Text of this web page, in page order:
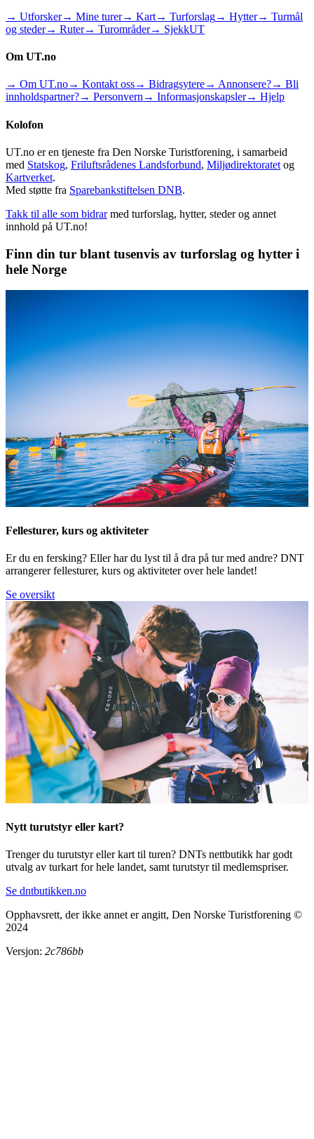
→ Utforsker→ Mine turer→ Kart→ Turforslag→ Hytter→ Turmål
og steder→ Ruter→ Turområder→ SjekkUT
Om UT.no
→ Om UT.no→ Kontakt oss→ Bidragsytere→ Annonsere?→ Bli
innholdspartner?→ Personvern → Informasjonskapsler→ Hjelp
Kolofon
UT.no er en tjeneste fra Den Norske Turistforening, i samarbeid
med Statskog, Friluftsrådenes Landsforbund, Miljødirektoratet og
Kartverket.
Med støtte fra Sparebankstiftelsen DNB.
Takk til alle som bidrar med turforslag, hytter, steder og annet
innhold på UT.no!
Finn din tur blant tusenvis av turforslag og hytter i
hele Norge
Fellesturer, kurs og aktiviteter
Er du en fersking? Eller har du lyst til å dra på tur med andre? DNT
arrangerer fellesturer, kurs og aktiviteter over hele landet!
Se oversikt
Nytt turutstyr eller kart?
Trenger du turutstyr eller kart til turen? DNTs nettbutikk har godt
utvalg av turkart for hele landet, samt turutstyr til medlemspriser.
Se dntbutikken.no
Opphavsrett, der ikke annet er angitt, Den Norske Turistforening ©
2024
Versjon: 2c786bb